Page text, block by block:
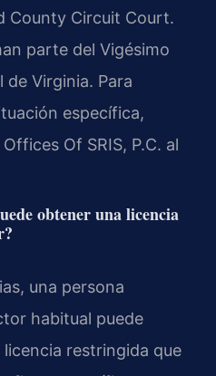
County Circuit Court.
parte del Vigésimo
Virginia. Para
específica,
Of SRIS, P.C. al
obtener una licencia
una persona
habitual puede
restringida que